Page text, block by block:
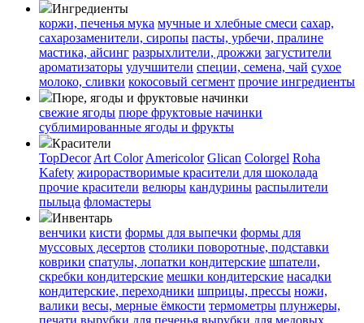
Ингредиенты
коржи, печенья мука мучные и хлебные смеси сахар,
сахарозаменители, сиропы пасты, урбечи, пралине
мастика, айсинг разрыхлители, дрожжи загустители
ароматизаторы улучшители специи, семена, чай сухое
молоко, сливки кокосовый сегмент прочие ингредиенты
Пюре, ягоды и фруктовые начинки
свежие ягоды пюре фруктовые начинки
сублимированные ягоды и фрукты
Красители
TopDecor Art Color Americolor Glican Colorgel Roha
Kafety жирорастворимые красители для шоколада
прочие красители велюры кандурины распылители
пыльца фломастеры
Инвентарь
венчики кисти формы для выпечки формы для
муссовых десертов столики поворотные, подставки
коврики cпатулы, лопатки кондитерские шпатели,
скребки кондитерские мешки кондитерские насадки
кондитерские, переходники шприцы, прессы ножи,
валики весы, мерные ёмкости термометры плунжеры,
печати вырубки для печенья вырубки для медовых